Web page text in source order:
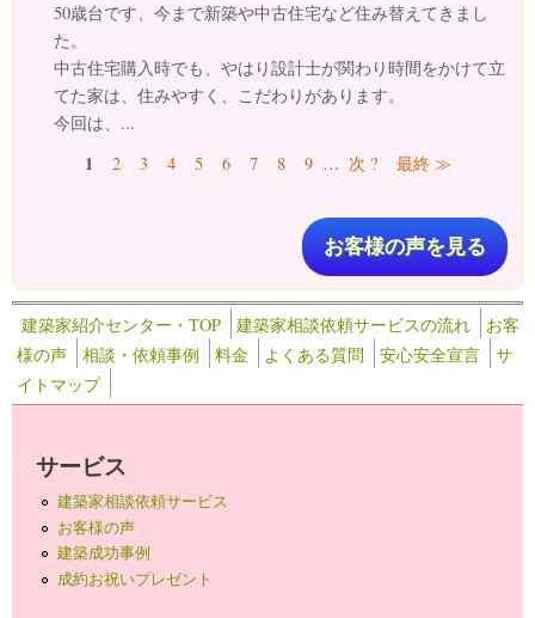
50歳台です、今まで新築や中古住宅など住み替えてきまし
た。
中古住宅購入時でも、やはり設計士が関わり時間をかけて立
てた家は、住みやすく、こだわりがあります。
今回は、...
ページ1 2 3 4 5 6 7 8 9 … 次 ? 最終 ≫
お客様の声を見る
建築家紹介センター・TOP 建築家相談依頼サービスの流れ
お客
様の声
相談・依頼事例 料金 よくある質問 安心安全宣言
サ
イトマップ
サービス
建築家相談依頼サービス
お客様の声
建築成功事例
成約お祝いプレゼント